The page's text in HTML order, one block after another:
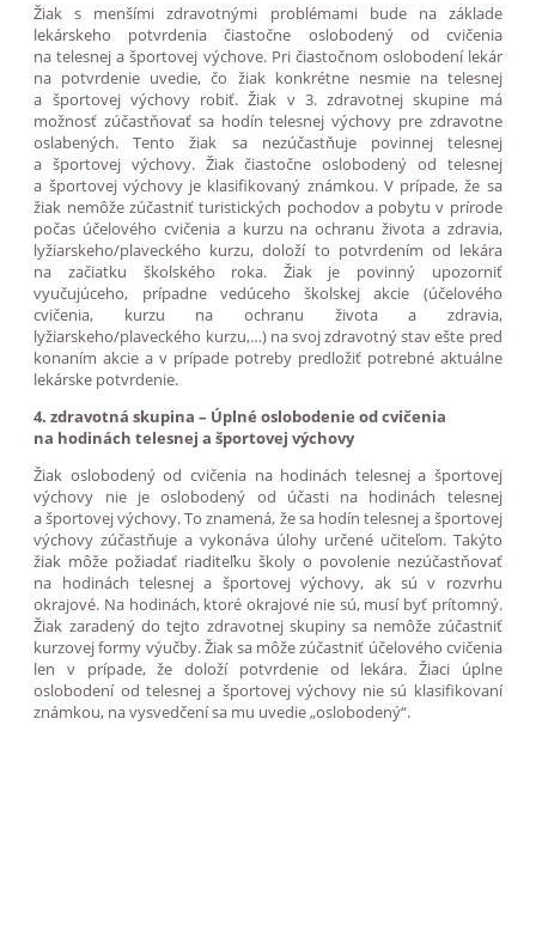
Žiak s menšími zdravotnými problémami bude na základe
lekárskeho potvrdenia čiastočne oslobodený od cvičenia
na telesnej a športovej výchove. Pri čiastočnom oslobodení lekár
na potvrdenie uvedie, čo žiak konkrétne nesmie na telesnej
a športovej výchovy robiť. Žiak v 3. zdravotnej skupine má
možnosť zúčastňovať sa hodín telesnej výchovy pre zdravotne
oslabených. Tento žiak sa nezúčastňuje povinnej telesnej
a športovej výchovy. Žiak čiastočne oslobodený od telesnej
a športovej výchovy je klasifikovaný známkou. V prípade, že sa
žiak nemôže zúčastniť turistických pochodov a pobytu v prírode
počas účelového cvičenia a kurzu na ochranu života a zdravia,
lyžiarskeho/plaveckého kurzu, doloží to potvrdením od lekára
na začiatku školského roka. Žiak je povinný upozorniť
vyučujúceho, prípadne vedúceho školskej akcie (účelového
cvičenia, kurzu na ochranu života a zdravia,
lyžiarskeho/plaveckého kurzu,…) na svoj zdravotný stav ešte pred
konaním akcie a v prípade potreby predložiť potrebné aktuálne
lekárske potvrdenie.
4. zdravotná skupina – Úplné oslobodenie od cvičenia
na hodinách telesnej a športovej výchovy
Žiak oslobodený od cvičenia na hodinách telesnej a športovej
výchovy nie je oslobodený od účasti na hodinách telesnej
a športovej výchovy. To znamená, že sa hodín telesnej a športovej
výchovy zúčastňuje a vykonáva úlohy určené učiteľom. Takýto
žiak môže požiadať riaditeľku školy o povolenie nezúčastňovať
na hodinách telesnej a športovej výchovy, ak sú v rozvrhu
okrajové. Na hodinách, ktoré okrajové nie sú, musí byť prítomný.
Žiak zaradený do tejto zdravotnej skupiny sa nemôže zúčastniť
kurzovej formy výučby. Žiak sa môže zúčastniť účelového cvičenia
len v prípade, že doloží potvrdenie od lekára. Žiaci úplne
oslobodení od telesnej a športovej výchovy nie sú klasifikovaní
známkou, na vysvedčení sa mu uvedie „oslobodený“.